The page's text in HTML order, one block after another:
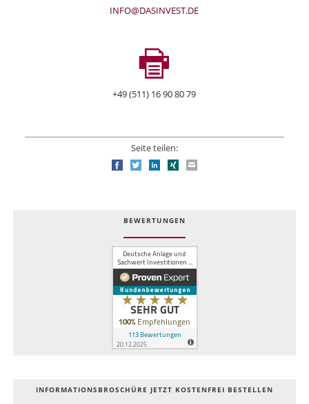
INFO@DASINVEST.DE
+49 (511) 16 90 80 79
Seite teilen:
FacebookTwitterLinkedIn
Xing
BEWERTUNGEN
INFOR­MATIONS­BROSCHÜRE JETZT KOSTEN­FREI BESTELLEN